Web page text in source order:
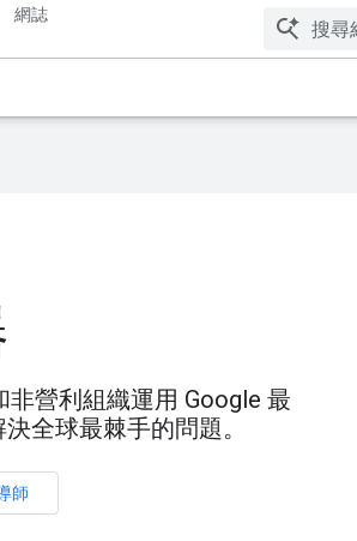
網誌
非營利組織運用 Google 最
全球最棘手的問題。
師